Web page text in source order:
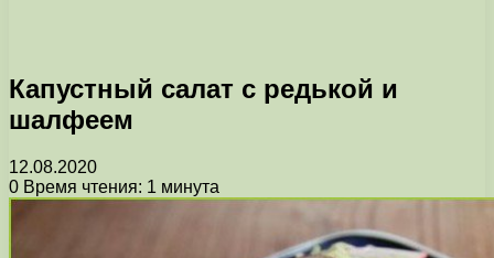
Капустный салат с редькой и
шалфеем
12.08.2020
0 Время чтения: 1 минута